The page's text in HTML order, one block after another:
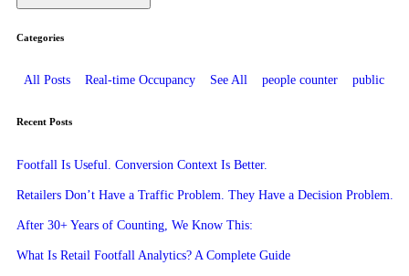
Categories
All Posts Real-time Occupancy See All people counter public
Recent Posts
Footfall Is Useful. Conversion Context Is Better.
Retailers Don’t Have a Traffic Problem. They Have a Decision Problem.
After 30+ Years of Counting, We Know This:
What Is Retail Footfall Analytics? A Complete Guide